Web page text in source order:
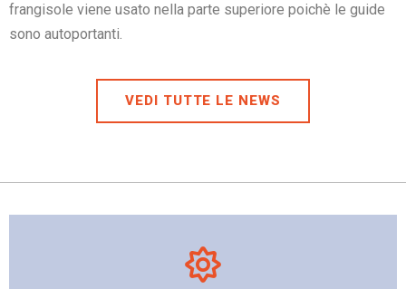
frangisole viene usato nella parte superiore poichè le guide
sono autoportanti.
VEDI TUTTE LE NEWS